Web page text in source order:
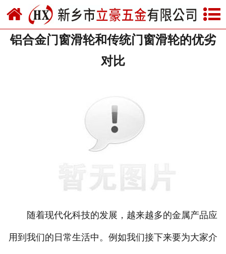
网站首页
关于我们
铝合金门窗滑轮和传统门窗滑轮的优劣
对比
随着现代化科技的发展，越来越多的金属产品应
用到我们的日常生活中。例如我们接下来要为大家介